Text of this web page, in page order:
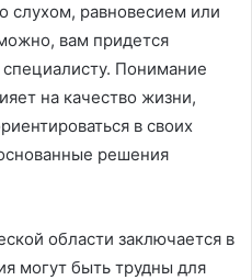
слухом, равновесием или
вам придется
Понимание
на качество жизни,
в своих
решения
области заключается в
могут быть трудны для